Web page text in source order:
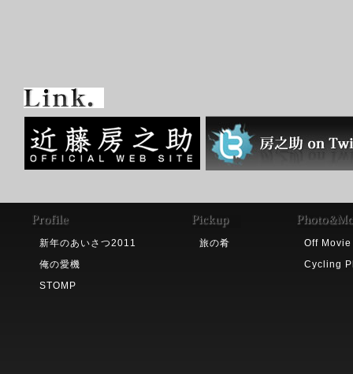
新年のあいさつ2011
俺の愛機
STOMP
旅の肴
Off Movie
Cycling